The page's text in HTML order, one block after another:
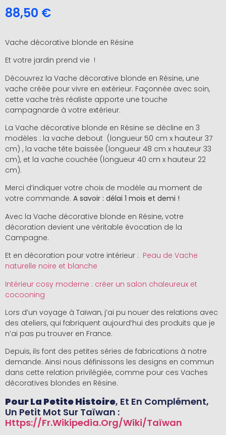
88,50 €
Vache décorative blonde en Résine
Et votre jardin prend vie !
Découvrez la Vache décorative blonde en Résine, une
vache créée pour vivre en extérieur. Façonnée avec soin,
cette vache très réaliste apporte une touche
campagnarde à votre extérieur.
La Vache décorative blonde en Résine se décline en 3
modèles : la vache debout (longueur 50 cm x hauteur 37
cm) , la vache tête baissée (longueur 48 cm x hauteur 33
cm), et la vache couchée (longueur 40 cm x hauteur 22
cm).
Merci d’indiquer votre choix de modèle au moment de
votre commande. A savoir : délai 1 mois et demi !
Avec la Vache décorative blonde en Résine, votre
décoration devient une véritable évocation de la
Campagne.
Et en décoration pour votre intérieur : Peau de Vache
naturelle noire et blanche
Intérieur cosy moderne : créer un salon chaleureux et
cocooning
Lors d’un voyage à Taïwan, j’ai pu nouer des relations avec
des ateliers, qui fabriquent aujourd’hui des produits que je
n’ai pas pu trouver en France.
Depuis, ils font des petites séries de fabrications à notre
demande. Ainsi nous définissons les designs en commun
dans cette relation privilégiée, comme pour ces Vaches
décoratives blondes en Résine.
Pour La Petite Histoire, Et En Complément,
Un Petit Mot Sur Taïwan :
Https://fr.wikipedia.org/wiki/Taïwan